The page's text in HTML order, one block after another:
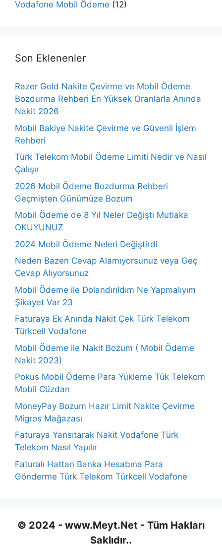
Vodafone Mobil Ödeme (12)
Son Eklenenler
Razer Gold Nakite Çevirme ve Mobil Ödeme
Bozdurma Rehberi En Yüksek Oranlarla Anında
Nakit 2026
Mobil Bakiye Nakite Çevirme ve Güvenli İşlem
Rehberi
Türk Telekom Mobil Ödeme Limiti Nedir ve Nasıl
Çalışır
2026 Mobil Ödeme Bozdurma Rehberi
Geçmişten Günümüze Bozum
Mobil Ödeme de 8 Yıl Neler Değişti Mutlaka
OKUYUNUZ
2024 Mobil Ödeme Neleri Değiştirdi
Neden Bazen Cevap Alamıyorsunuz veya Geç
Cevap Alıyorsunuz
Mobil Ödeme ile Dolandırıldım Ne Yapmalıyım
Şikayet Var 23
Faturaya Ek Anında Nakit Çek Türk Telekom
Türkcell Vodafone
Mobil Ödeme ile Nakit Bozum ( Mobil Ödeme
Nakit 2023)
Pokus Mobil Ödeme Para Yükleme Tük Telekom
Mobil Cüzdan
MoneyPay Bozum Hazır Limit Nakite Çevirme
Migros Mağazası
Faturaya Yansıtarak Nakit Vodafone Türk
Telekom Nasıl Yapılır
Faturalı Hattan Banka Hesabına Para
Gönderme Türk Telekom Türkcell Vodafone
© 2024 - www.Meyt.Net - Tüm Hakları
Saklıdır..